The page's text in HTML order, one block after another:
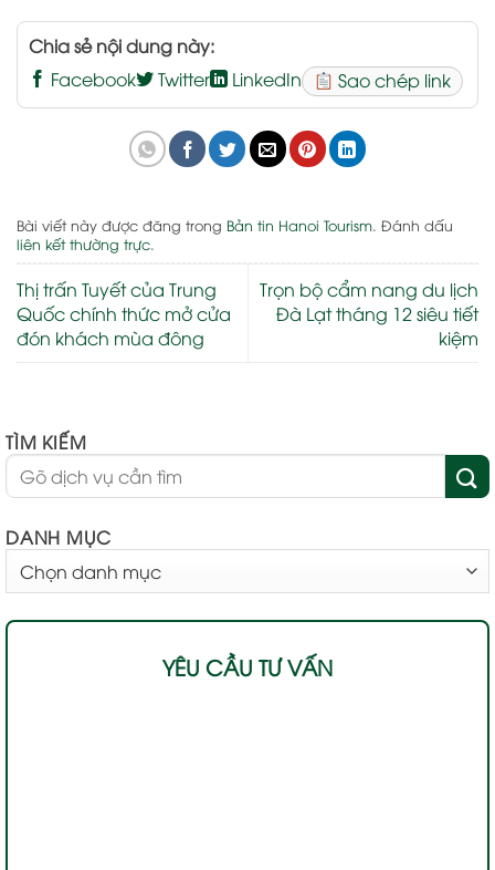
Chia sẻ nội dung này:
Facebook
Twitter LinkedIn Sao chép link
Bài viết này được đăng trong Bản tin Hanoi Tourism. Đánh dấu
liên kết thường trực.
Thị trấn Tuyết của Trung
Quốc chính thức mở cửa
đón khách mùa đông
Trọn bộ cẩm nang du lịch
Đà Lạt tháng 12 siêu tiết
kiệm
TÌM KIẾM
DANH MỤC
MỤC
YÊU CẦU TƯ VẤN